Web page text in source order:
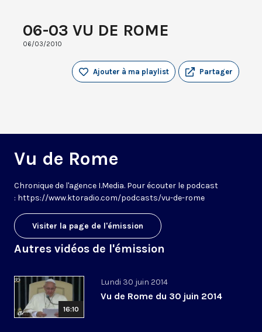
06-03 VU DE ROME
06/03/2010
Partager
Ajouter à ma playlist
Vu de Rome
Chronique de l'agence I.Media. Pour écouter le podcast
: https://www.ktoradio.com/podcasts/vu-de-rome
Visiter la page de l'émission
Autres vidéos de l'émission
16:10
Lundi 30 juin 2014
Vu de Rome du 30 juin 2014